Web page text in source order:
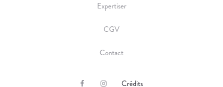
Expertiser
CGV
Contact
Crédits